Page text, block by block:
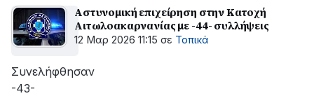
Αστυνομική επιχείρηση στην Κατοχή
Αιτωλοακαρνανίας με -44- συλλήψεις
12 Μαρ 2026 11:15 σε Τοπικά
Συνελήφθησαν
-43-